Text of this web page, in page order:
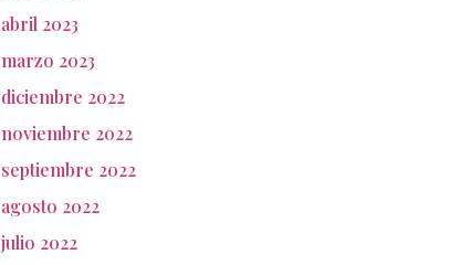
abril 2023
marzo 2023
diciembre 2022
noviembre 2022
septiembre 2022
agosto 2022
julio 2022